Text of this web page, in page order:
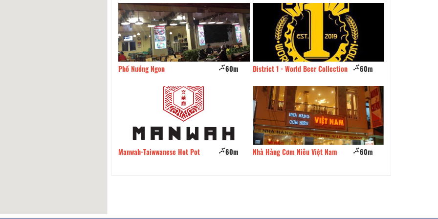
Phố Nướng Ngon 60m
Manwah-Taiwwanese Hot Pot 60m
District 1 - World Beer Collection 60m
Nhà Hàng Cơm Niêu Việt Nam 60m
Nhà Hàng Eros Cá Hồi
Quán Nhí Đà Lạt